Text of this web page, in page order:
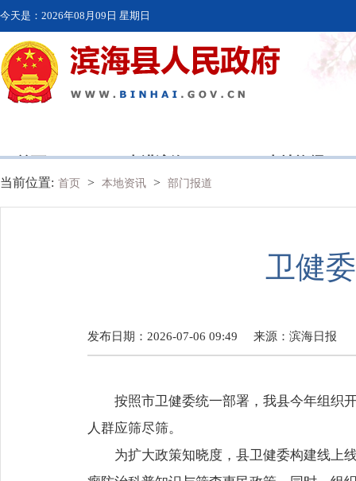
今天是： 2026年08月09日 星期日
首页 走进滨海 本地资讯
当前位置: 首页 > 本地资讯 > 部门报道
卫健
发布日期：2026-07-06 09:49 来源： 滨海日报
按照市卫健委统一部署，我县今年组织
人群应筛尽筛。
为扩大政策知晓度，县卫健委构建线上